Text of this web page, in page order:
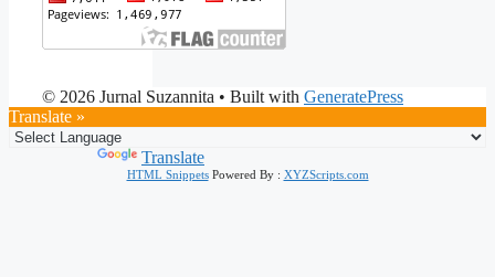
© 2026 Jurnal Suzannita • Built with GeneratePress
Translate »
Translate
HTML SnippetsPowered By : XYZScripts.com